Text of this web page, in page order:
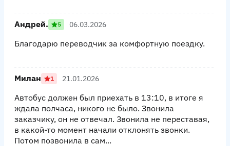
Андрей. 5 06.03.2026
Благодарю переводчик за комфортную поездку.
Милан 1 21.01.2026
Автобус должен был приехать в 13:10, в итоге я
ждала полчаса, никого не было. Звонила
заказчику, он не отвечал. Звонила не переставая,
в какой-то момент начали отклонять звонки.
Потом позвонила в сам...